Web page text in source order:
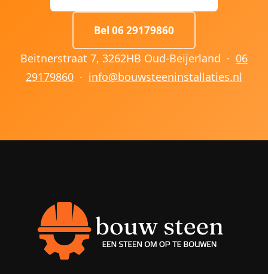
Bel 06 29179860
Beitnerstraat 7, 3262HB Oud-Beijerland · 06
29179860 · info@bouwsteeninstallaties.nl